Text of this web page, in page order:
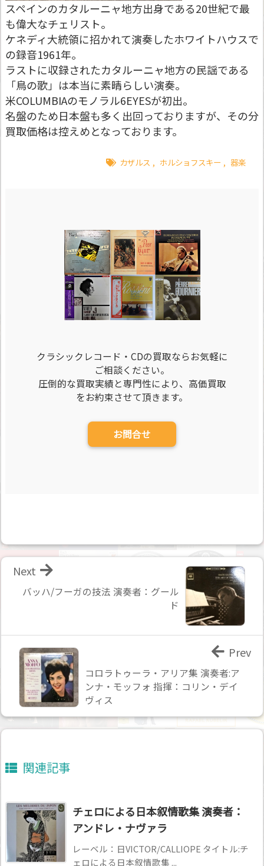
スペインのカタルーニャ地方出身である20世紀で最
も偉大なチェリスト。
ケネディ大統領に招かれて演奏したホワイトハウスで
の録音1961年。
ラストに収録されたカタルーニャ地方の民謡である
「鳥の歌」は本当に素晴らしい演奏。
米COLUMBIAのモノラル6EYESが初出。
名盤のため日本盤も多く出回っておりますが、その分
買取価格は控えめとなっております。
カザルス , ホルショフスキー , 器楽
クラシックレコード・CDの買取ならお気軽に
ご相談ください。
圧倒的な買取実績と専門性により、高価買取
をお約束させて頂きます。
お問合せ
バッハ/フーガの技法 演奏者：グール
ド
Next
コロラトゥーラ・アリア集 演奏者:ア
ンナ・モッフォ 指揮：コリン・デイ
ヴィス
Prev
関連記事
チェロによる日本叙情歌集 演奏者：
アンドレ・ナヴァラ
レーベル：日VICTOR/CALLIOPE タイトル:チ
ェロによる日本叙情歌集 ...